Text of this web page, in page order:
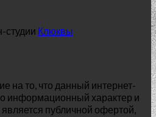
студии Клюквы
на то, что данный интернет-
информационный характер и
публичной офертой,